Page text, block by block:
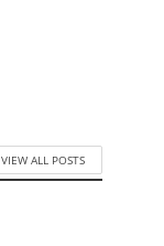
VIEW ALL POSTS